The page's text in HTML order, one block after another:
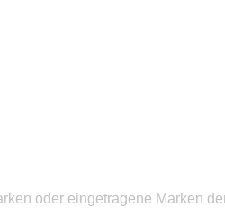
oder eingetragene Marken